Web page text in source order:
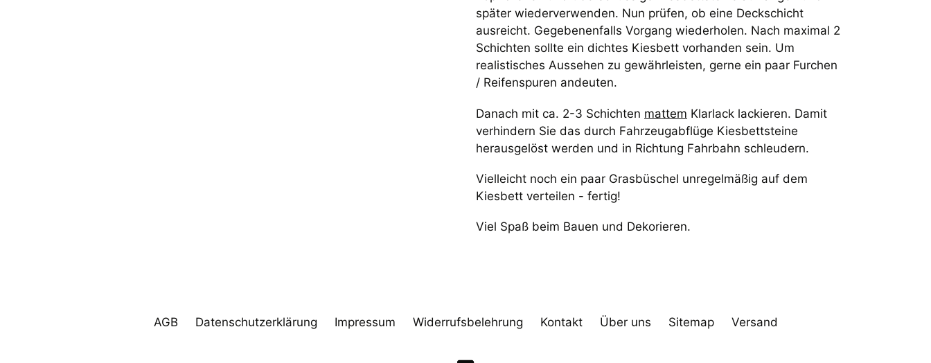
später wiederverwenden. Nun prüfen, ob eine Deckschicht
ausreicht. Gegebenenfalls Vorgang wiederholen. Nach maximal 2
Schichten sollte ein dichtes Kiesbett vorhanden sein. Um
realistisches Aussehen zu gewährleisten, gerne ein paar Furchen
/ Reifenspuren andeuten.
Danach mit ca. 2-3 Schichten mattem Klarlack lackieren. Damit
verhindern Sie das durch Fahrzeugabflüge Kiesbettsteine
herausgelöst werden und in Richtung Fahrbahn schleudern.
Vielleicht noch ein paar Grasbüschel unregelmäßig auf dem
Kiesbett verteilen - fertig!
Viel Spaß beim Bauen und Dekorieren.
AGB Datenschutzerklärung Impressum Widerrufsbelehrung Kontakt Über uns Sitemap Versand